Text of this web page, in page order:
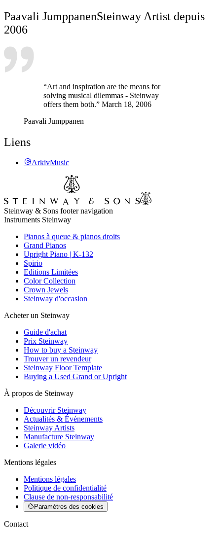
Paavali JumppanenSteinway Artist depuis
2006
“Art and inspiration are the means for
solving musical dilemmas - Steinway
offers them both.” March 18, 2006
Paavali Jumppanen
Liens
ArkivMusic
Steinway & Sons footer navigation
Instruments Steinway
Pianos à queue & pianos droits
Grand Pianos
Upright Piano | K-132
Spirio
Editions Limitées
Color Collection
Crown Jewels
Steinway d'occasion
Acheter un Steinway
Guide d'achat
Prix Steinway
How to buy a Steinway
Trouver un revendeur
Steinway Floor Template
Buying a Used Grand or Upright
À propos de Steinway
Découvrir Steinway
Actualités & Événements
Steinway Artists
Manufacture Steinway
Galerie vidéo
Mentions légales
Mentions légales
Politique de confidentialité
Clause de non-responsabilité
Paramètres des cookies
Contact